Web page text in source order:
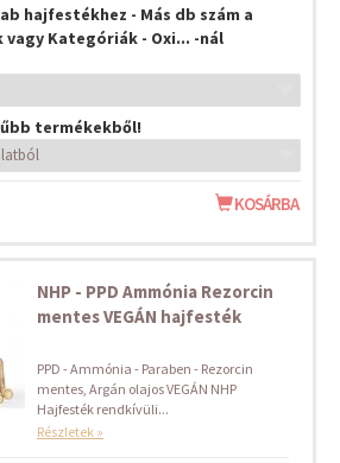
hajfestékhez - Más db szám a
Kategóriák - Oxi... -nál
termékekből!
KOSÁRBA
NHP - PPD Ammónia Rezorcin
mentes VEGÁN hajfesték
PPD - Ammónia - Paraben - Rezorcin
mentes, Argán olajos VEGÁN NHP
Hajfesték rendkívüli...
Részletek »